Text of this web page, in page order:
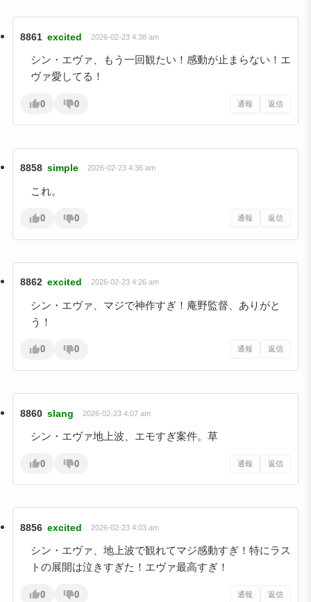
8861 excited 2026-02-23 4:38 am
シン・エヴァ、もう一回観たい！感動が止まらない！エ
ヴァ愛してる！
0 0 通報 返信
8858 simple 2026-02-23 4:36 am
これ。
0 0 通報 返信
8862 excited 2026-02-23 4:26 am
シン・エヴァ、マジで神作すぎ！庵野監督、ありがと
う！
0 0 通報 返信
8860 slang 2026-02-23 4:07 am
シン・エヴァ地上波、エモすぎ案件。草
0 0 通報 返信
8856 excited 2026-02-23 4:03 am
シン・エヴァ、地上波で観れてマジ感動すぎ！特にラス
トの展開は泣きすぎた！エヴァ最高すぎ！
0 0 通報 返信